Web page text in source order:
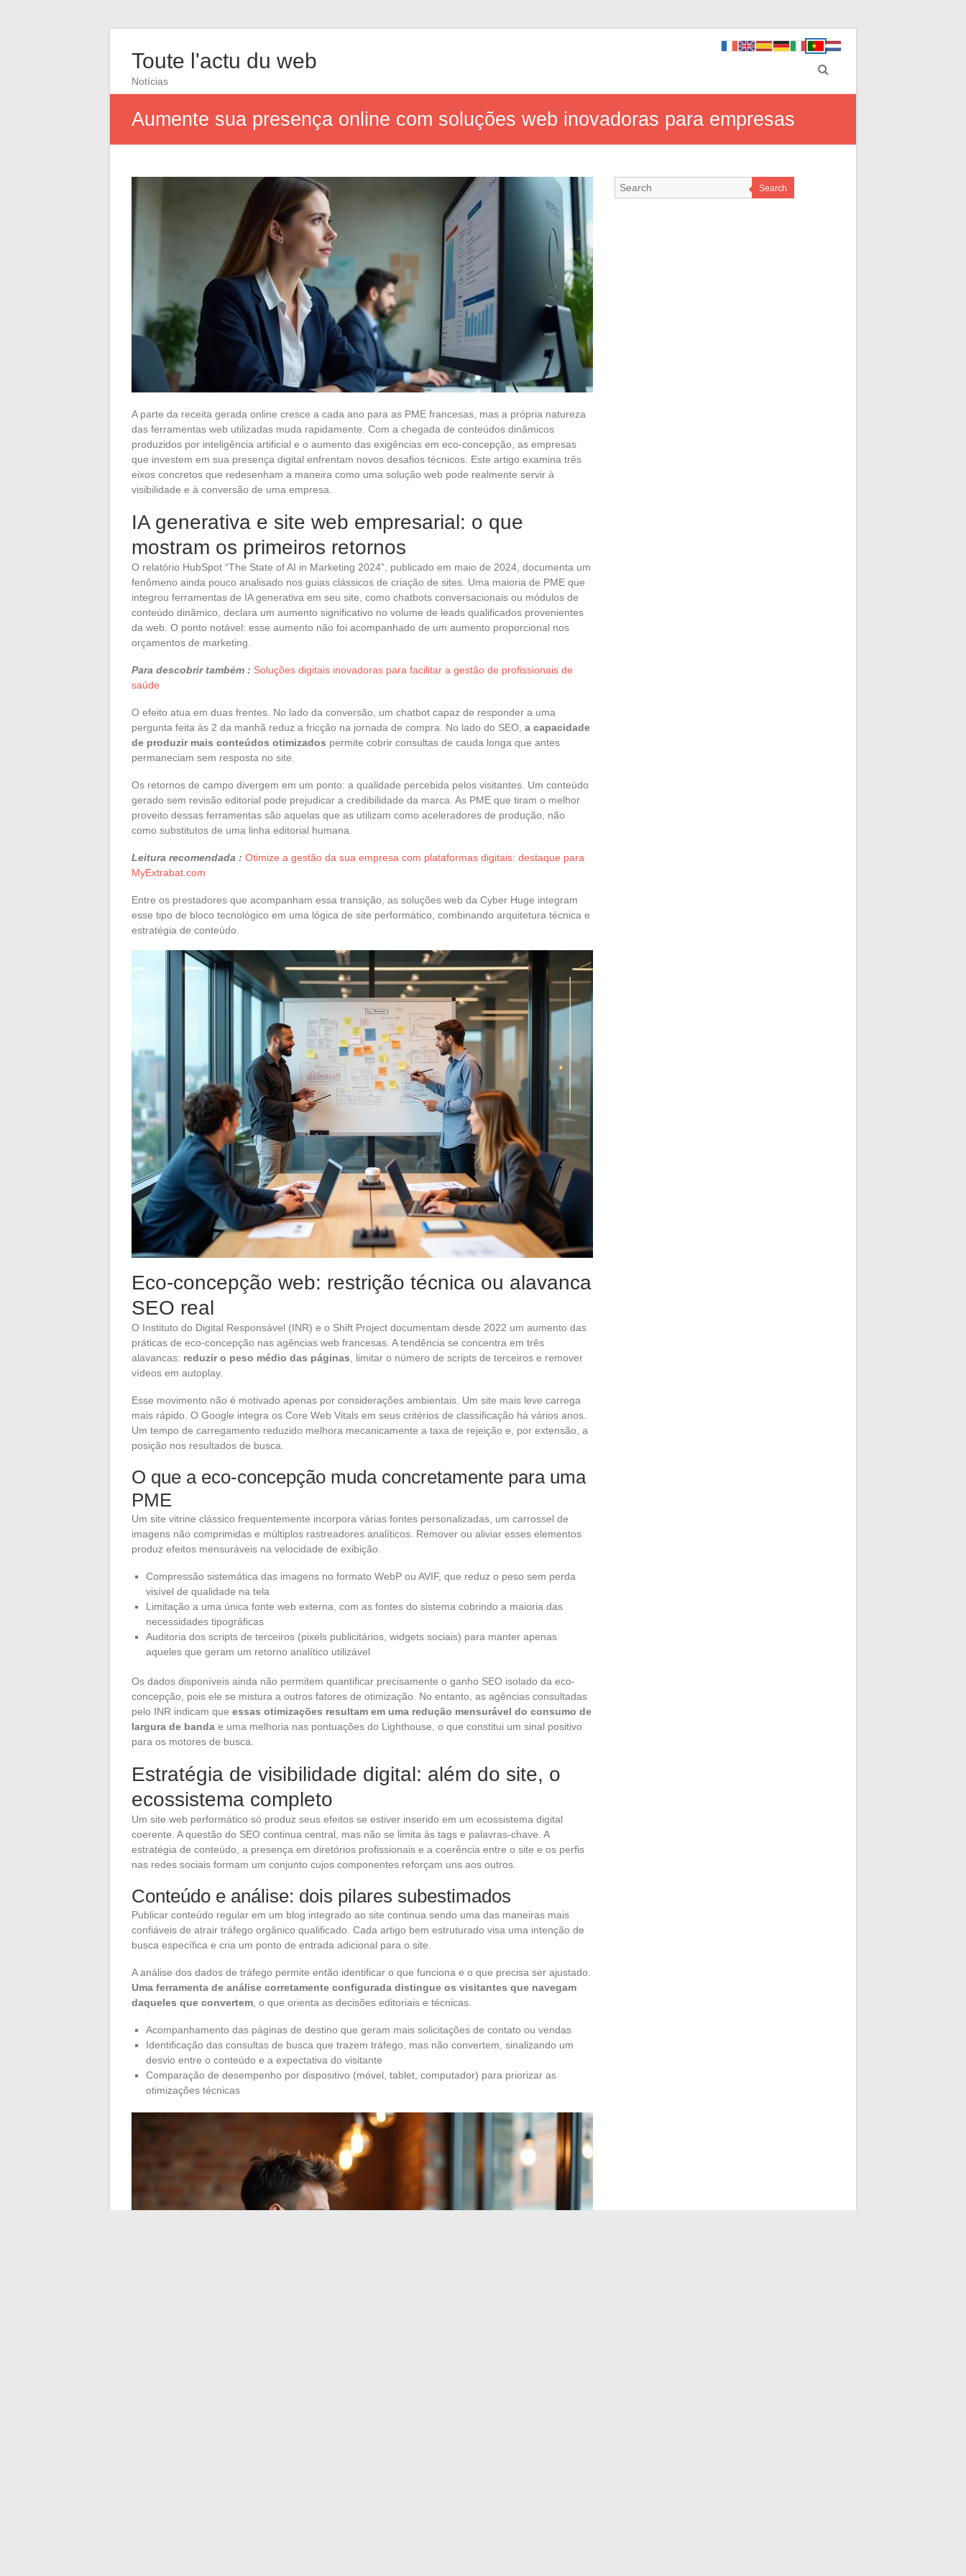
Toute l'actu du web
Notícias
Aumente sua presença online com soluções web inovadoras para empresas
A parte da receita gerada online cresce a cada ano para as PME francesas, mas a própria natureza
das ferramentas web utilizadas muda rapidamente. Com a chegada de conteúdos dinâmicos
produzidos por inteligência artificial e o aumento das exigências em eco-concepção, as empresas
que investem em sua presença digital enfrentam novos desafios técnicos. Este artigo examina três
eixos concretos que redesenham a maneira como uma solução web pode realmente servir à
visibilidade e à conversão de uma empresa.
IA generativa e site web empresarial: o que
mostram os primeiros retornos
O relatório HubSpot “The State of AI in Marketing 2024”, publicado em maio de 2024, documenta um
fenômeno ainda pouco analisado nos guias clássicos de criação de sites. Uma maioria de PME que
integrou ferramentas de IA generativa em seu site, como chatbots conversacionais ou módulos de
conteúdo dinâmico, declara um aumento significativo no volume de leads qualificados provenientes
da web. O ponto notável: esse aumento não foi acompanhado de um aumento proporcional nos
orçamentos de marketing.
Para descobrir também : Soluções digitais inovadoras para facilitar a gestão de profissionais de
saúde
O efeito atua em duas frentes. No lado da conversão, um chatbot capaz de responder a uma
pergunta feita às 2 da manhã reduz a fricção na jornada de compra. No lado do SEO, a capacidade
de produzir mais conteúdos otimizados permite cobrir consultas de cauda longa que antes
permaneciam sem resposta no site.
Os retornos de campo divergem em um ponto: a qualidade percebida pelos visitantes. Um conteúdo
gerado sem revisão editorial pode prejudicar a credibilidade da marca. As PME que tiram o melhor
proveito dessas ferramentas são aquelas que as utilizam como aceleradores de produção, não
como substitutos de uma linha editorial humana.
Leitura recomendada : Otimize a gestão da sua empresa com plataformas digitais: destaque para
MyExtrabat.com
Entre os prestadores que acompanham essa transição, as soluções web da Cyber Huge integram
esse tipo de bloco tecnológico em uma lógica de site performático, combinando arquitetura técnica e
estratégia de conteúdo.
Eco-concepção web: restrição técnica ou alavanca
SEO real
O Instituto do Digital Responsável (INR) e o Shift Project documentam desde 2022 um aumento das
práticas de eco-concepção nas agências web francesas. A tendência se concentra em três
alavancas: reduzir o peso médio das páginas , limitar o número de scripts de terceiros e remover
vídeos em autoplay.
Esse movimento não é motivado apenas por considerações ambientais. Um site mais leve carrega
mais rápido. O Google integra os Core Web Vitals em seus critérios de classificação há vários anos.
Um tempo de carregamento reduzido melhora mecanicamente a taxa de rejeição e, por extensão, a
posição nos resultados de busca.
O que a eco-concepção muda concretamente para uma
PME
Um site vitrine clássico frequentemente incorpora várias fontes personalizadas, um carrossel de
imagens não comprimidas e múltiplos rastreadores analíticos. Remover ou aliviar esses elementos
produz efeitos mensuráveis na velocidade de exibição.
Compressão sistemática das imagens no formato WebP ou AVIF, que reduz o peso sem perda
visível de qualidade na tela
Limitação a uma única fonte web externa, com as fontes do sistema cobrindo a maioria das
necessidades tipográficas
Auditoria dos scripts de terceiros (pixels publicitários, widgets sociais) para manter apenas
aqueles que geram um retorno analítico utilizável
Os dados disponíveis ainda não permitem quantificar precisamente o ganho SEO isolado da eco-
concepção, pois ele se mistura a outros fatores de otimização. No entanto, as agências consultadas
pelo INR indicam que essas otimizações resultam em uma redução mensurável do consumo de
largura de banda e uma melhoria nas pontuações do Lighthouse, o que constitui um sinal positivo
para os motores de busca.
Estratégia de visibilidade digital: além do site, o
ecossistema completo
Um site web performático só produz seus efeitos se estiver inserido em um ecossistema digital
coerente. A questão do SEO continua central, mas não se limita às tags e palavras-chave. A
estratégia de conteúdo, a presença em diretórios profissionais e a coerência entre o site e os perfis
nas redes sociais formam um conjunto cujos componentes reforçam uns aos outros.
Conteúdo e análise: dois pilares subestimados
Publicar conteúdo regular em um blog integrado ao site continua sendo uma das maneiras mais
confiáveis de atrair tráfego orgânico qualificado. Cada artigo bem estruturado visa uma intenção de
busca específica e cria um ponto de entrada adicional para o site.
A análise dos dados de tráfego permite então identificar o que funciona e o que precisa ser ajustado.
Uma ferramenta de análise corretamente configurada distingue os visitantes que navegam
daqueles que convertem , o que orienta as decisões editoriais e técnicas.
Acompanhamento das páginas de destino que geram mais solicitações de contato ou vendas
Identificação das consultas de busca que trazem tráfego, mas não convertem, sinalizando um
desvio entre o conteúdo e a expectativa do visitante
Comparação de desempenho por dispositivo (móvel, tablet, computador) para priorizar as
otimizações técnicas
Search